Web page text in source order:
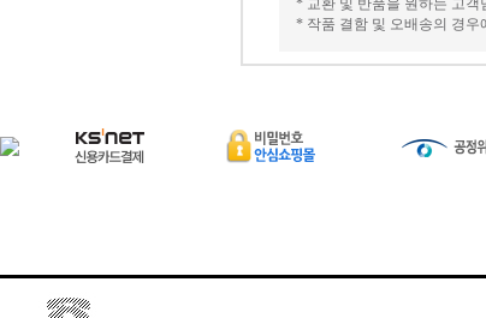
* 교환 및 반품을 원하는 고객
* 작품 결함 및 오배송의 경우